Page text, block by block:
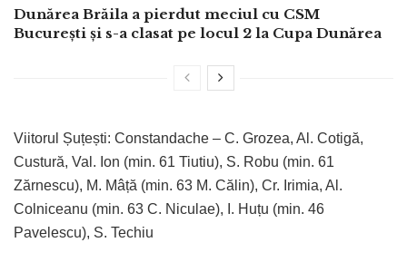
Dunărea Brăila a pierdut meciul cu CSM
București și s-a clasat pe locul 2 la Cupa Dunărea
Viitorul Șuțești: Constandache – C. Grozea, Al. Cotigă,
Custură, Val. Ion (min. 61 Tiutiu), S. Robu (min. 61
Zărnescu), M. Mâță (min. 63 M. Călin), Cr. Irimia, Al.
Colniceanu (min. 63 C. Niculae), I. Huțu (min. 46
Pavelescu), S. Techiu